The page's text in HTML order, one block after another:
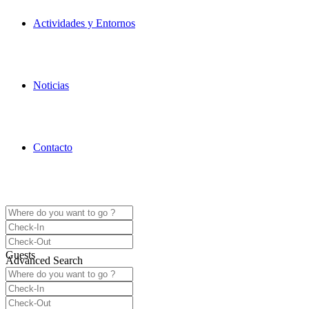
Actividades y Entornos
Noticias
Contacto
Guests
Guests
1
2
Advanced Search